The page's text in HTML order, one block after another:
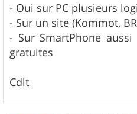
- Oui sur PC plusieurs
- Sur un site (Kommot,
- Sur SmartPhone
gratuites
Cdlt